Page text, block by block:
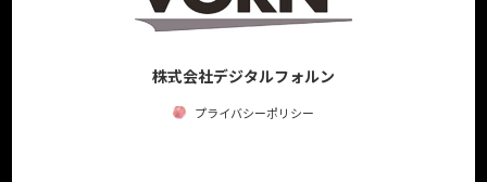
株式会社デジタルフォルン
プライバシーポリシー